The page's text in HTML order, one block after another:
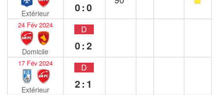
Extérieur 0:0
24 Fév 2024
Domicile
D
0:2
17 Fév 2024
Extérieur
D
2:1